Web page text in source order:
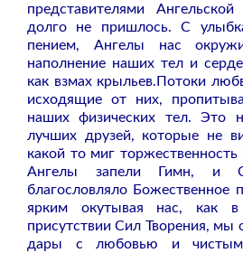
представителями
долго не пришлось. С
пением, Ангелы нас
наполнение наших тел и
как взмах крыльев.Потоки
исходящие от них,
наших физических тел. Это
лучших друзей, которые не
какой то миг
Ангелы запели Гимн, и
благословляло Божественное
ярким окутывая нас, как
присутствии Сил Творения, мы
дары с любовью и